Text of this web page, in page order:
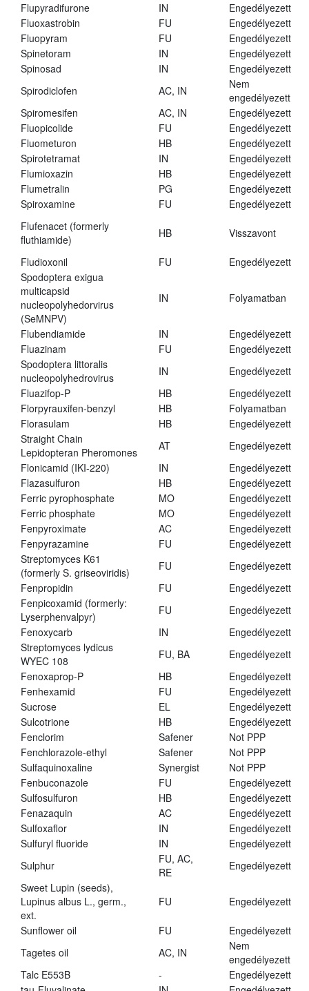
Flupyradifurone
IN
Engedélyezett
Fluoxastrobin
FU
Engedélyezett
Fluopyram
FU
Engedélyezett
Spinetoram
IN
Engedélyezett
Spinosad
IN
Engedélyezett
Spirodiclofen
AC, IN
Nem
engedélyezett
Spiromesifen
AC, IN
Engedélyezett
Fluopicolide
FU
Engedélyezett
Fluometuron
HB
Engedélyezett
Spirotetramat
IN
Engedélyezett
Flumioxazin
HB
Engedélyezett
Flumetralin
PG
Engedélyezett
Spiroxamine
FU
Engedélyezett
Flufenacet (formerly
fluthiamide)
HB Visszavont
Fludioxonil FU
Engedélyezett
Spodoptera exigua
multicapsid
nucleopolyhedorvirus
(SeMNPV)
IN Folyamatban
Flubendiamide IN
Engedélyezett
Fluazinam
FU
Engedélyezett
Spodoptera littoralis
nucleopolyhedrovirus
IN
Engedélyezett
Fluazifop-P
HB
Engedélyezett
Florpyrauxifen-benzyl
HB
Folyamatban
Florasulam
HB
Engedélyezett
Straight Chain
Lepidopteran Pheromones
AT
Engedélyezett
Flonicamid (IKI-220)
IN
Engedélyezett
Flazasulfuron
HB
Engedélyezett
Ferric pyrophosphate
MO
Engedélyezett
Ferric phosphate
MO
Engedélyezett
Fenpyroximate
AC
Engedélyezett
Fenpyrazamine
FU
Engedélyezett
Streptomyces K61
(formerly S. griseoviridis)
FU
Engedélyezett
Fenpropidin
FU
Engedélyezett
Fenpicoxamid (formerly:
Lyserphenvalpyr)
FU
Engedélyezett
Fenoxycarb
IN
Engedélyezett
Streptomyces lydicus
WYEC 108
FU, BA
Engedélyezett
Fenoxaprop-P
HB
Engedélyezett
Fenhexamid
FU
Engedélyezett
Sucrose
EL
Engedélyezett
Sulcotrione
HB
Engedélyezett
Fenclorim
Safener
Not PPP
Fenchlorazole-ethyl
Safener
Not PPP
Sulfaquinoxaline
Synergist
Not PPP
Fenbuconazole
FU
Engedélyezett
Sulfosulfuron
HB
Engedélyezett
Fenazaquin
AC
Engedélyezett
Sulfoxaflor
IN
Engedélyezett
Sulfuryl fluoride
IN
Engedélyezett
Sulphur
FU, AC,
RE
Engedélyezett
Sweet Lupin (seeds),
Lupinus albus L., germ.,
ext.
FU Engedélyezett
Sunflower oil FU
Engedélyezett
Tagetes oil
AC, IN
Nem
engedélyezett
Talc E553B
-
Engedélyezett